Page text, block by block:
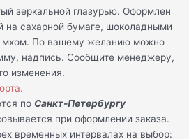
зеркальной глазурью. Оформлен
на сахарной бумаге, шоколадными
мхом. По вашему желанию можно
надпись. Сообщите менеджеру,
изменения.
по Санкт-Петербургу
при оформлении заказа.
временных интервалах на выбор: